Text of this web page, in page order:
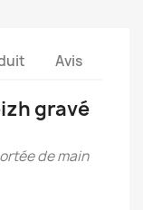
Avis
gravé
de main